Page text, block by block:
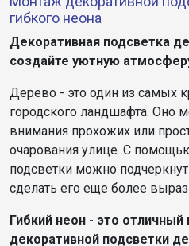
гибкого неона
Декоративная подсветка
создайте уютную
Дерево - это один из самых
городского ландшафта. Оно
внимания прохожих или
очарования улице. С
подсветки можно
сделать его еще более
Гибкий неон - это отличный
декоративной подсветки